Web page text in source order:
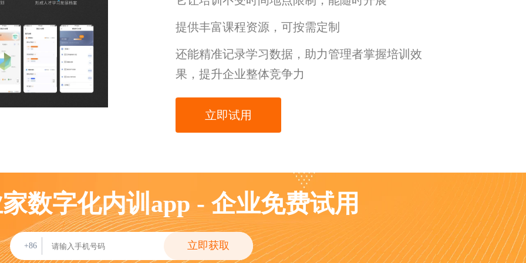
提供丰富课程资源，可按需定制
还能精准记录学习数据，助力管理者掌握培训效
果，提升企业整体竞争力
立即试用
数字化内训app - 企业免费试用
+86 立即获取